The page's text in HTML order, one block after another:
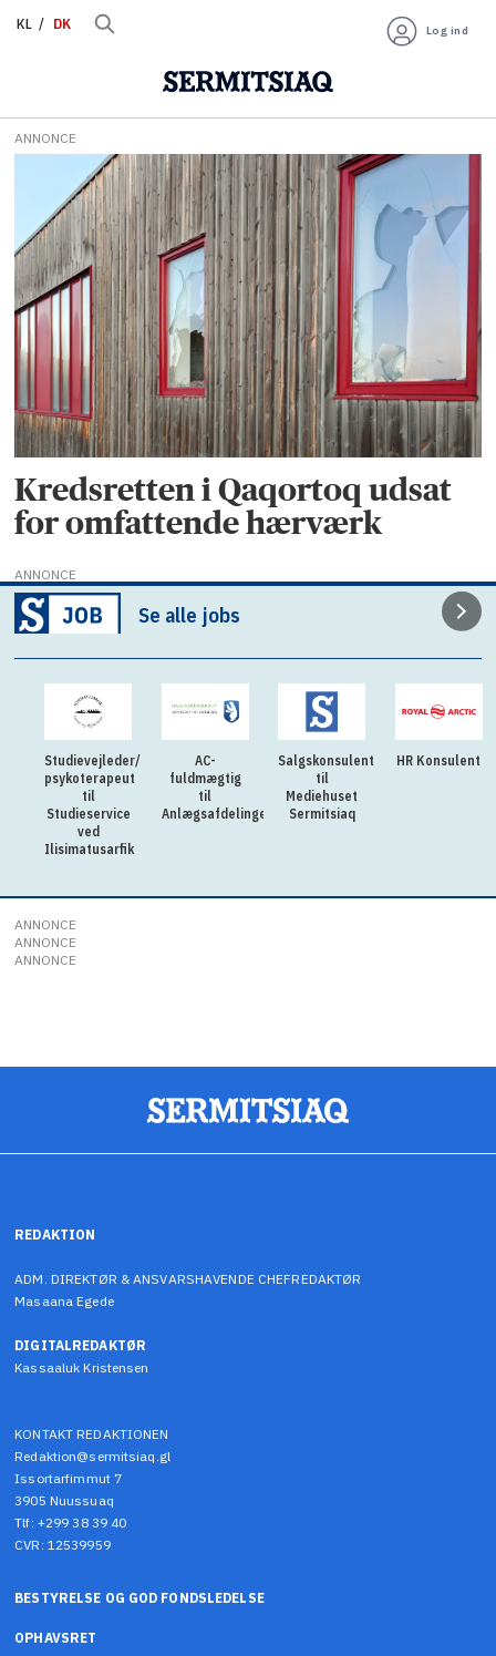
KL DK Log ind
Tag:
administrerende
kredsdommer
ANNONCE
Kredsretten i Qaqortoq udsat
for omfattende hærværk
ANNONCE
Se alle jobs
Studievejleder/
psykoterapeut
til
Studieservice
ved
Ilisimatusarfik
AC-
fuldmægtig
til
Anlægsafdelingen
Salgskonsulent
til
Mediehuset
Sermitsiaq
HR Konsulent
ANNONCE
ANNONCE
ANNONCE
REDAKTION
ADM. DIREKTØR & ANSVARSHAVENDE CHEFREDAKTØR
Masaana Egede
DIGITALREDAKTØR
Kassaaluk Kristensen
KONTAKT REDAKTIONEN
Redaktion@sermitsiaq.gl
Issortarfimmut 7
3905 Nuussuaq
Tlf: +299 38 39 40
CVR: 12539959
BESTYRELSE OG GOD FONDSLEDELSE
OPHAVSRET